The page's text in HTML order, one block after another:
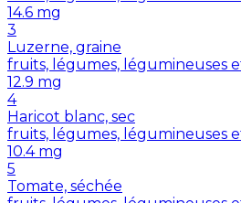
14.6 mg
3
Luzerne, graine
fruits, légumes, légumineuses
12.9 mg
4
Haricot blanc, sec
fruits, légumes, légumineuses
10.4 mg
5
Tomate, séchée